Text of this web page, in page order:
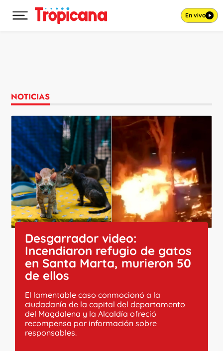
Desplegar menú principal En vivo
NOTICIAS
Desgarrador video:
Incendiaron refugio de gatos
en Santa Marta, murieron 50
de ellos
El lamentable caso conmocionó a la
ciudadanía de la capital del departamento
del Magdalena y la Alcaldía ofreció
recompensa por información sobre
responsables.